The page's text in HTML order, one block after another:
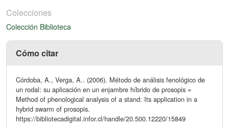
Colecciones
Colección Biblioteca
Cómo citar
Córdoba, A., Verga, A.. (2006). Método de análisis fenológico de
un rodal: su aplicación en un enjambre híbrido de prosopis =
Method of phenological analysis of a stand: Its application in a
hybrid swarm of prosopis.
https://bibliotecadigital.infor.cl/handle/20.500.12220/15849